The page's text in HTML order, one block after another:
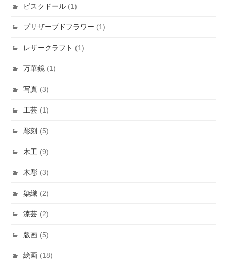
ビスクドール (1)
プリザーブドフラワー (1)
レザークラフト (1)
万華鏡 (1)
写真 (3)
工芸 (1)
彫刻 (5)
木工 (9)
木彫 (3)
染織 (2)
漆芸 (2)
版画 (5)
絵画 (18)